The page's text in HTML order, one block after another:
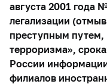
августа 2001 года
легализации
преступным
терроризма»,
России
филиалов